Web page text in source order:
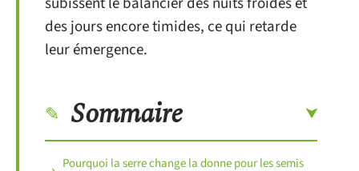
des jours encore timides, ce qui retarde
leur émergence.
Sommaire
Pourquoi la serre change la donne pour les semis